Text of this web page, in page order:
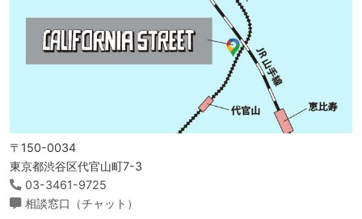
〒150-0034
東京都渋谷区代官山町7-3
03-3461-9725
相談窓口（チャット）